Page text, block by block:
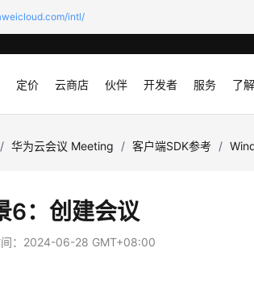
intl/
定价 云商店 伙伴 开发者 服务 了
/ 华为云会议 Meeting / 客户端SDK参考 /
6：创建会议
： 2024-06-28 GMT+08:00